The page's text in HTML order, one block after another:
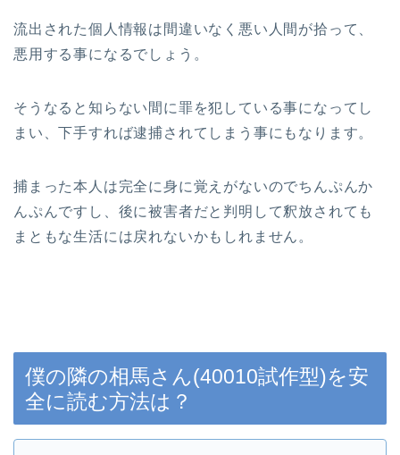
流出された個人情報は間違いなく悪い人間が拾って、
悪用する事になるでしょう。
そうなると知らない間に罪を犯している事になってし
まい、下手すれば逮捕されてしまう事にもなります。
捕まった本人は完全に身に覚えがないのでちんぷんか
んぷんですし、後に被害者だと判明して釈放されても
まともな生活には戻れないかもしれません。
僕の隣の相馬さん(40010試作型)を安
全に読む方法は？